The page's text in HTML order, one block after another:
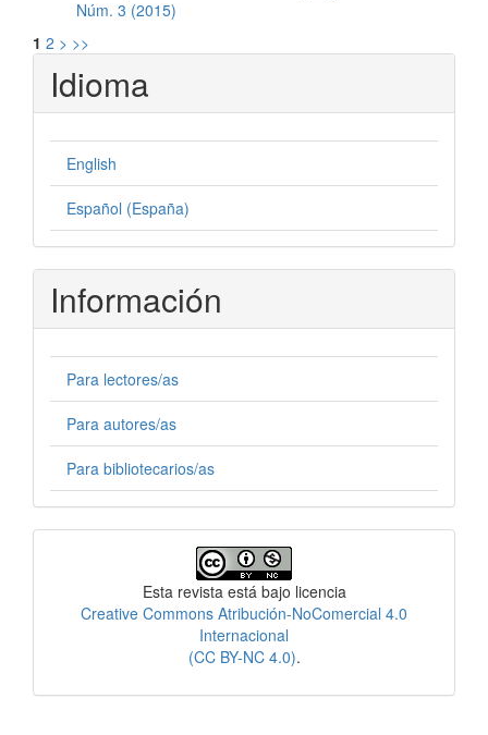
Núm. 3 (2015)
1 2 > >>
Idioma
English
Español (España)
Información
Para lectores/as
Para autores/as
Para bibliotecarios/as
Esta revista está bajo licencia
Creative Commons Atribución-NoComercial 4.0
Internacional
(CC BY-NC 4.0).